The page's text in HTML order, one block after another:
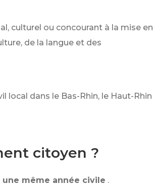
culturel ou concourant à la mise en
de la langue et des
local dans le Bas-Rhin, le Haut-Rhin
citoyen ?
une même année civile .